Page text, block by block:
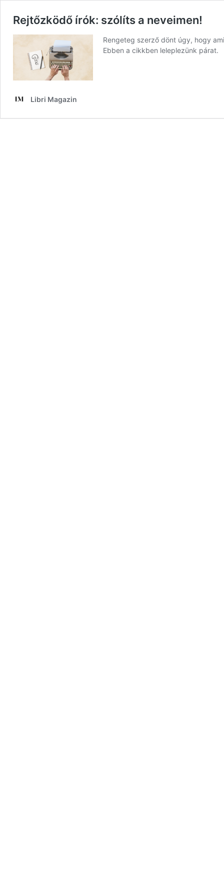
Rejtőzködő írók: szólíts a neveimen!
Rengeteg szerző dönt úgy, hogy
Ebben a cikkben leleplezünk párat.
Libri Magazin